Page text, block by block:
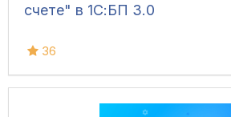
счете" в 1С:БП 3.0
36